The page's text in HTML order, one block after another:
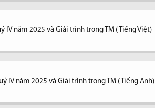
IV năm 2025 và Giải trình trong TM ( Tiếng Việt)
IV năm 2025 và Giải trình trong TM ( Tiếng Anh)